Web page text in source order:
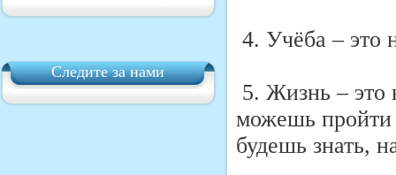
Следите за нами
4. Учёба – это
5. Жизнь – это
можешь пройти
будешь знать,